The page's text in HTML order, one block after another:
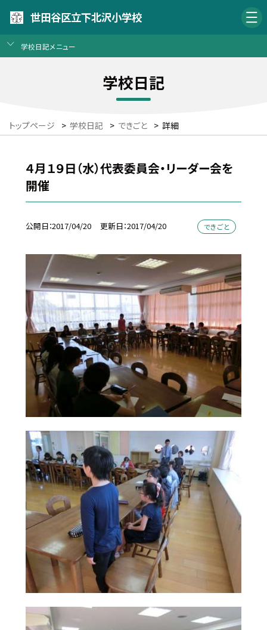
世田谷区立下北沢小学校
学校日記メニュー
学校日記
トップページ > 学校日記 > できごと > 詳細
４月１９日（水）代表委員会・リーダー会を
開催
公開日 2017/04/20 更新日 2017/04/20 できごと